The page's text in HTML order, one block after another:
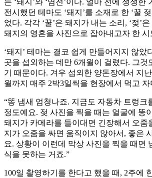
는 ‘돼지’와 ‘염전’이다. 얼마 전에 쟁쟁한
전시했던 테마도 ‘돼지’를 소재로 한 ‘꿀
었다. 각각 ‘꿀’은 돼지가 내는 소리, ‘젖’
돼지의 영혼을 사진으로 잡아내고자 한 시
‘돼지’ 테마는 결코 쉽게 만들어지지 않았
곳을 섭외하는 데만 6개월이 걸렸다. 그것
기 때문이다. 겨우 섭외한 양돈장에서 지
월까지 매주 2박3일씩을 현장에서 먹고
“똥 냄새 엄청나죠. 지금도 자동차 트렁크
정도예요. 젖 사진을 찍을 때는 얼굴에 똥
돼지가 카메라를 들이대면 긴장해서 오줌
지가 오줌을 싸면 움직이지 않아서, 좋은
요. 상황이 이런데 막상 사진을 찍을 때면
식을 못하는 거죠.”
100일 촬영하기를 한다고 했을 때, 2주에